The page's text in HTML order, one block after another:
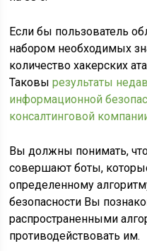
Если бы пользователь
набором необходимых
количество хакерских
Таковырезультаты
информационной
консалтинговой
Вы должны понимать,
совершают боты,
определенному
безопасности Вы
распространенными
противодействовать им.